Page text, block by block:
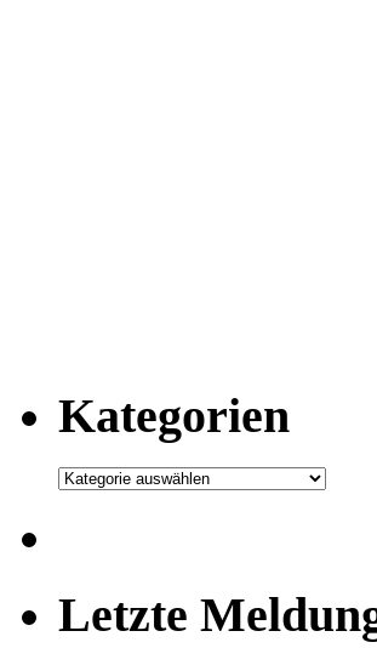
Kategorien
Kategorien
Letzte